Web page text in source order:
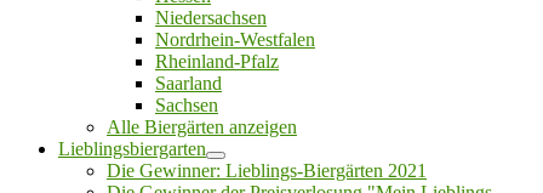
Niedersachsen
Nordrhein-Westfalen
Rheinland-Pfalz
Saarland
Sachsen
Alle Biergärten anzeigen
Lieblingsbiergarten
Die Gewinner: Lieblings-Biergärten 2021